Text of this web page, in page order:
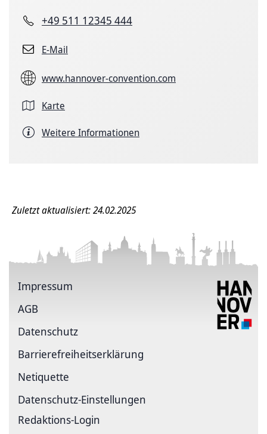
+49 511 12345 444
E-Mail
www.hannover-convention.com
Karte
Weitere Informationen
Zuletzt aktualisiert: 24.02.2025
Impressum
AGB
Datenschutz
Barrierefreiheitserklärung
Netiquette
Datenschutz-Einstellungen
Redaktions-Login